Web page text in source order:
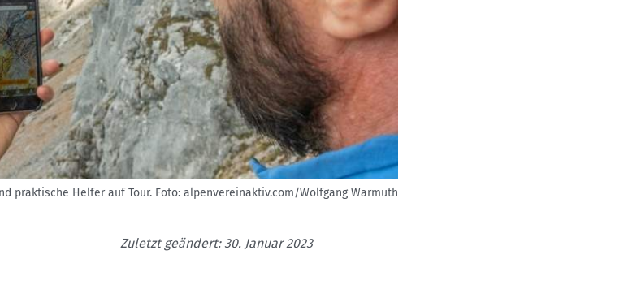
praktische Helfer auf Tour. Foto: alpenvereinaktiv.com/Wolfgang Warmuth
Zuletzt geändert: 30. Januar 2023